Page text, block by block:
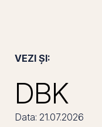
VEZI ȘI:
DBK
Data: 21.07.2026